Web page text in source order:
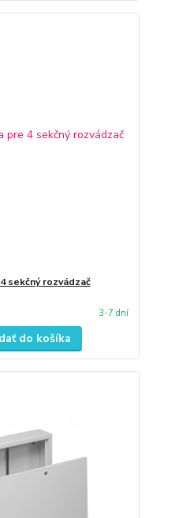
sekčný rozvádzač
3-7 dní
do košíka